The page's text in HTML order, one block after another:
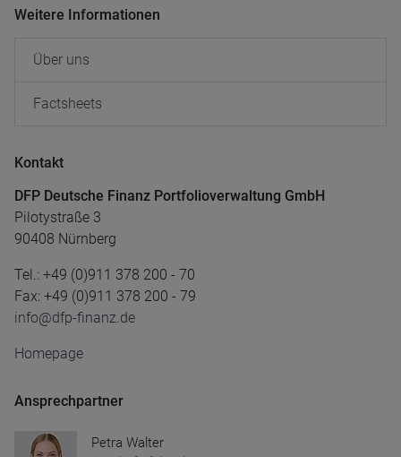
Weitere Informationen
Über uns
Factsheets
Kontakt
DFP Deutsche Finanz Portfolioverwaltung GmbH
Pilotystraße 3
90408 Nürnberg
Tel.: +49 (0)911 378 200 - 70
Fax: +49 (0)911 378 200 - 79
info@dfp-finanz.de
Homepage
Ansprechpartner
Petra Walter